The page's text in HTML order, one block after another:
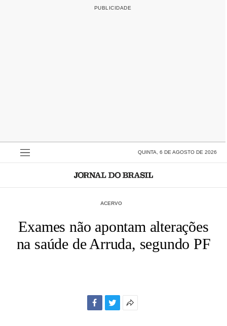
QUINTA, 6 DE AGOSTO DE 2026
ACERVO
Exames não apontam alterações
na saúde de Arruda, segundo PF